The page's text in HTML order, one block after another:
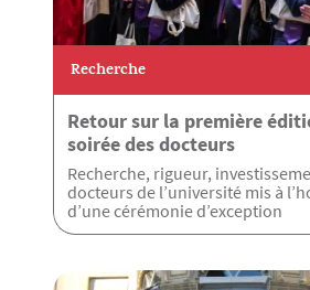
Recherche
Retour sur la première
soirée des docteurs
Recherche, rigueur,
docteurs de l’université mis à
d’une cérémonie d’exception